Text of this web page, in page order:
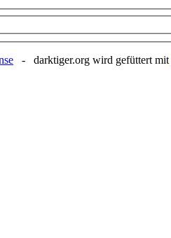
- darktiger.org wird gefüttert mit